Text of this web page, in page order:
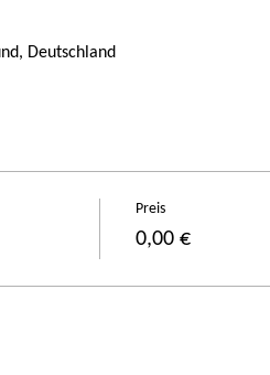
Deutschland
Preis
0,00 €